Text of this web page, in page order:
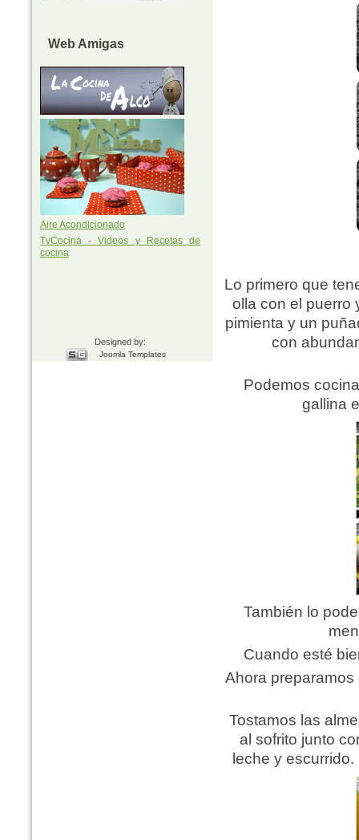
Web Amigas
Aire Acondicionado
TvCocina - Videos y Recetas de
cocina
Designed by:
Joomla Templates
Lo primero que
olla con el puerro
pimienta y un
con
Podemos
gallina
También lo
Cuando esté
Ahora
Tostamos las
al sofrito junto
leche y